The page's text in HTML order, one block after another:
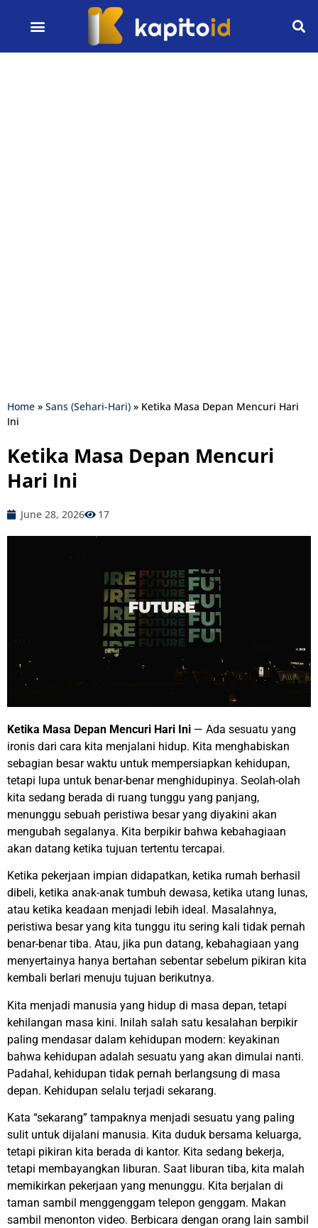
Home » Sans (Sehari-Hari) » Ketika Masa Depan Mencuri Hari
Ini
Ketika Masa Depan Mencuri
Hari Ini
June 28, 2026 17
Ketika Masa Depan Mencuri Hari Ini — Ada sesuatu yang
ironis dari cara kita menjalani hidup. Kita menghabiskan
sebagian besar waktu untuk mempersiapkan kehidupan,
tetapi lupa untuk benar-benar menghidupinya. Seolah-olah
kita sedang berada di ruang tunggu yang panjang,
menunggu sebuah peristiwa besar yang diyakini akan
mengubah segalanya. Kita berpikir bahwa kebahagiaan
akan datang ketika tujuan tertentu tercapai.
Ketika pekerjaan impian didapatkan, ketika rumah berhasil
dibeli, ketika anak-anak tumbuh dewasa, ketika utang lunas,
atau ketika keadaan menjadi lebih ideal. Masalahnya,
peristiwa besar yang kita tunggu itu sering kali tidak pernah
benar-benar tiba. Atau, jika pun datang, kebahagiaan yang
menyertainya hanya bertahan sebentar sebelum pikiran kita
kembali berlari menuju tujuan berikutnya.
Kita menjadi manusia yang hidup di masa depan, tetapi
kehilangan masa kini. Inilah salah satu kesalahan berpikir
paling mendasar dalam kehidupan modern: keyakinan
bahwa kehidupan adalah sesuatu yang akan dimulai nanti.
Padahal, kehidupan tidak pernah berlangsung di masa
depan. Kehidupan selalu terjadi sekarang.
Kata “sekarang” tampaknya menjadi sesuatu yang paling
sulit untuk dijalani manusia. Kita duduk bersama keluarga,
tetapi pikiran kita berada di kantor. Kita sedang bekerja,
tetapi membayangkan liburan. Saat liburan tiba, kita malah
memikirkan pekerjaan yang menunggu. Kita berjalan di
taman sambil menggenggam telepon genggam. Makan
sambil menonton video. Berbicara dengan orang lain sambil